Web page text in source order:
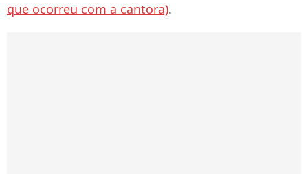
que ocorreu com a cantora).